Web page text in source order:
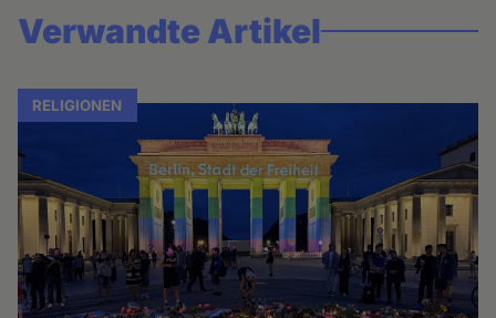
Verwandte Artikel
RELIGIONEN